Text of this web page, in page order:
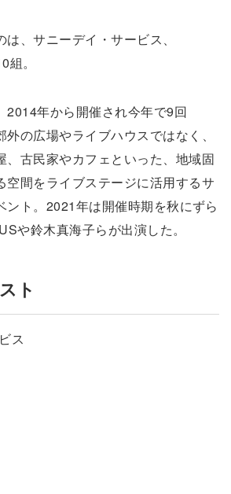
、サニーデイ・サービス、
。
2014年から開催され今年で9回
外の広場やライブハウスではなく、
、古民家やカフェといった、地域固
空間をライブステージに活用するサ
ント。2021年は開催時期を秋にずら
や鈴木真海子らが出演した。
ト
ス